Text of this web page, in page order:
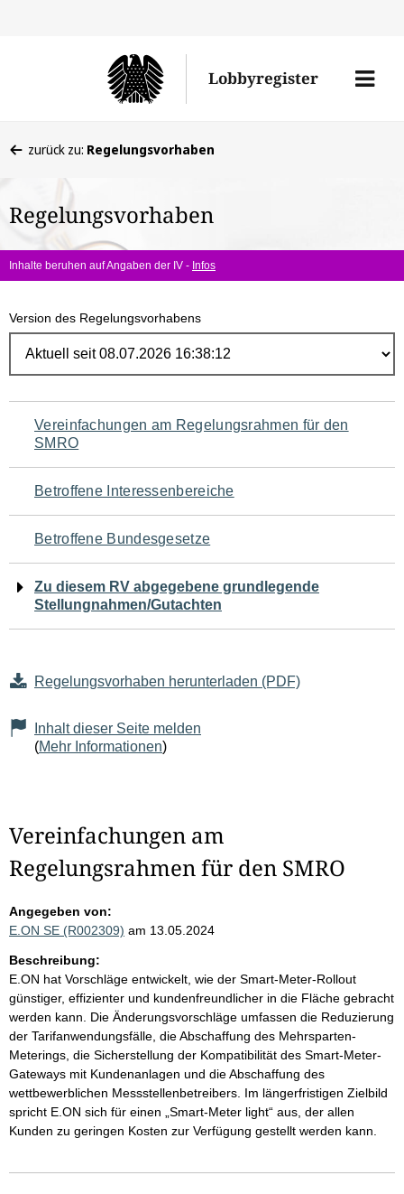
Lobbyregister
Menü
befinden
hier:
zurück zu: Regelungsvorhaben
Regelungsvorhaben
Inhalte beruhen auf Angaben der IV - Infos
Version des Regelungsvorhabens
Navigation
für
den
Seiteninhalt
Vereinfachungen am Regelungsrahmen für den
SMRO
Betroffene Interessenbereiche
Betroffene Bundesgesetze
Zu diesem RV abgegebene grundlegende
Stellungnahmen/Gutachten
Regelungsvorhaben herunterladen (PDF)
Inhalt dieser Seite melden
(Mehr Informationen)
Vereinfachungen am
Regelungsrahmen für den SMRO
Angegeben von:
E.ON SE (R002309) am 13.05.2024
Beschreibung:
E.ON hat Vorschläge entwickelt, wie der Smart-Meter-Rollout
günstiger, effizienter und kundenfreundlicher in die Fläche gebracht
werden kann. Die Änderungsvorschläge umfassen die Reduzierung
der Tarifanwendungsfälle, die Abschaffung des Mehrsparten-
Meterings, die Sicherstellung der Kompatibilität des Smart-Meter-
Gateways mit Kundenanlagen und die Abschaffung des
wettbewerblichen Messstellenbetreibers. Im längerfristigen Zielbild
spricht E.ON sich für einen „Smart-Meter light“ aus, der allen
Kunden zu geringen Kosten zur Verfügung gestellt werden kann.